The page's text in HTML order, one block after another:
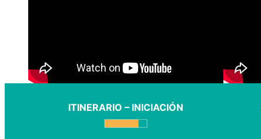
ITINERARIO – INICIACIÓN